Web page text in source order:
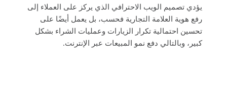
يؤدي تصميم الويب الاحترافي الذي يركز على العملاء إلى
رفع هوية العلامة التجارية فحسب، بل يعمل أيضًا على
تحسين احتمالية تكرار الزيارات وعمليات الشراء بشكل
كبير، وبالتالي دفع نمو المبيعات عبر الإنترنت.